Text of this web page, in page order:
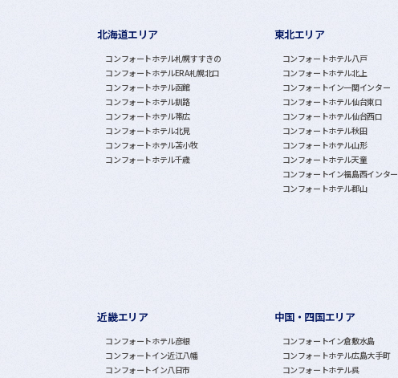
北海道エリア
コンフォートホテル札幌すすきの
コンフォートホテルERA札幌北口
コンフォートホテル函館
コンフォートホテル釧路
コンフォートホテル帯広
コンフォートホテル北見
コンフォートホテル苫小牧
コンフォートホテル千歳
東北エリア
コンフォートホテル八戸
コンフォートホテル北上
コンフォートイン一関インター
コンフォートホテル仙台東口
コンフォートホテル仙台西口
コンフォートホテル秋田
コンフォートホテル山形
コンフォートホテル天童
コンフォートイン福島西インター
コンフォートホテル郡山
近畿エリア
コンフォートホテル彦根
コンフォートイン近江八幡
コンフォートイン八日市
中国・四国エリア
コンフォートイン倉敷水島
コンフォートホテル広島大手町
コンフォートホテル呉